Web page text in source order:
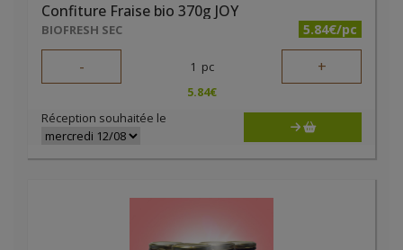
Confiture Fraise bio 370g JOY
BIOFRESH SEC 5.84€/pc
- 1 pc +
5.84€
Réception souhaitée le